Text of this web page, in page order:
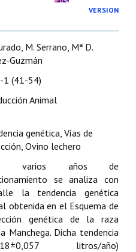
VERSION
M. Serrano, Mª D.
Guzmán
1 (41-54)
Animal
genética, Vías de
Ovino lechero
varios años de
se analiza con
la tendencia genética
obtenida en el Esquema de
genética de la raza
Manchega. Dicha tendencia
litros/año)